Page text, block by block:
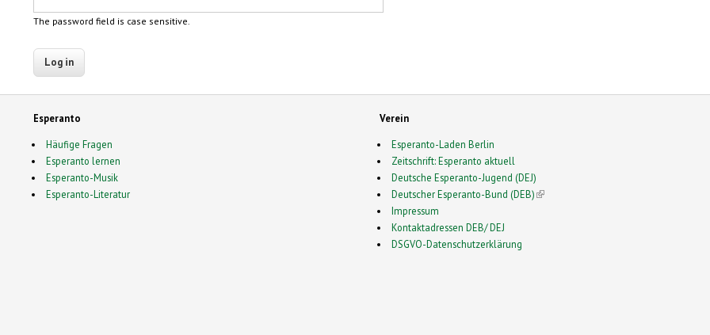
The password field is case sensitive.
Esperanto
Häufige Fragen
Esperanto lernen
Esperanto-Musik
Esperanto-Literatur
Verein
Esperanto-Laden Berlin
Zeitschrift: Esperanto aktuell
Deutsche Esperanto-Jugend (DEJ)
Deutscher Esperanto-Bund (DEB)(link is external)
Impressum
Kontaktadressen DEB/ DEJ
DSGVO-Datenschutzerklärung